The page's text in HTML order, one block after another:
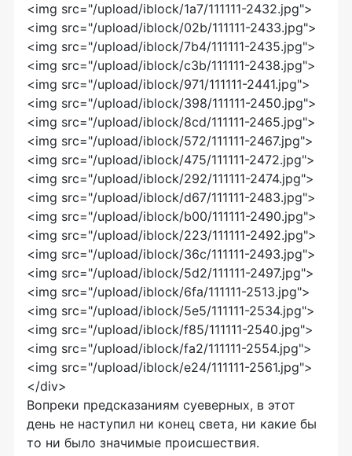
<img src="/upload/iblock/1a7/111111-2432.jpg">
<img src="/upload/iblock/02b/111111-2433.jpg">
<img src="/upload/iblock/7b4/111111-2435.jpg">
<img src="/upload/iblock/c3b/111111-2438.jpg">
<img src="/upload/iblock/971/111111-2441.jpg">
<img src="/upload/iblock/398/111111-2450.jpg">
<img src="/upload/iblock/8cd/111111-2465.jpg">
<img src="/upload/iblock/572/111111-2467.jpg">
<img src="/upload/iblock/475/111111-2472.jpg">
<img src="/upload/iblock/292/111111-2474.jpg">
<img src="/upload/iblock/d67/111111-2483.jpg">
<img src="/upload/iblock/b00/111111-2490.jpg">
<img src="/upload/iblock/223/111111-2492.jpg">
<img src="/upload/iblock/36c/111111-2493.jpg">
<img src="/upload/iblock/5d2/111111-2497.jpg">
<img src="/upload/iblock/6fa/111111-2513.jpg">
<img src="/upload/iblock/5e5/111111-2534.jpg">
<img src="/upload/iblock/f85/111111-2540.jpg">
<img src="/upload/iblock/fa2/111111-2554.jpg">
<img src="/upload/iblock/e24/111111-2561.jpg">
</div>
Вопреки предсказаниям суеверных, в этот
день не наступил ни конец света, ни какие бы
то ни было значимые происшествия.